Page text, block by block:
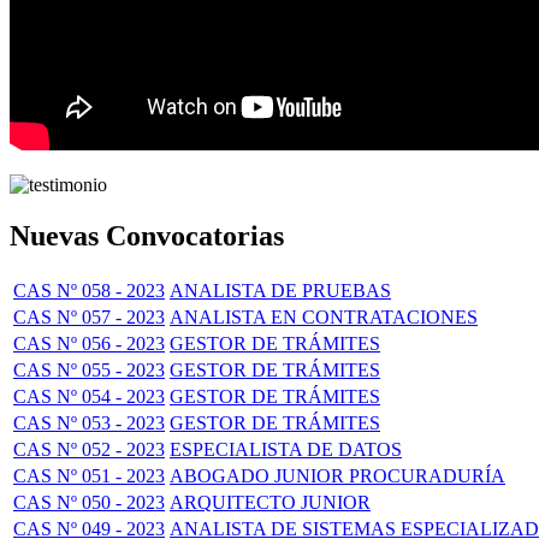
Nuevas Convocatorias
CAS Nº 058 - 2023 ANALISTA DE PRUEBAS
CAS Nº 057 - 2023 ANALISTA EN CONTRATACIONES
CAS Nº 056 - 2023 GESTOR DE TRÁMITES
CAS Nº 055 - 2023 GESTOR DE TRÁMITES
CAS Nº 054 - 2023 GESTOR DE TRÁMITES
CAS Nº 053 - 2023 GESTOR DE TRÁMITES
CAS Nº 052 - 2023 ESPECIALISTA DE DATOS
CAS Nº 051 - 2023 ABOGADO JUNIOR PROCURADURÍA
CAS Nº 050 - 2023 ARQUITECTO JUNIOR
CAS Nº 049 - 2023 ANALISTA DE SISTEMAS